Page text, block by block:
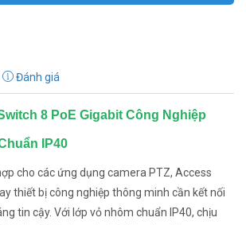
Đánh giá
8 PoE Gigabit Công Nghiệp
IP40
cho các ứng dụng camera PTZ, Access
thiết bị công nghiệp thông minh cần kết nối
tin cậy. Với lớp vỏ nhôm chuẩn IP40, chịu